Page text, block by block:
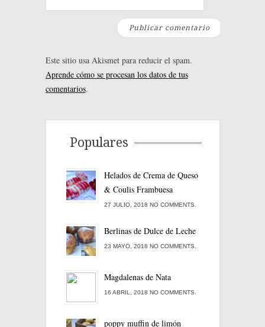
Este sitio usa Akismet para reducir el spam.
Aprende cómo se procesan los datos de tus
comentarios.
Populares
Helados de Crema de Queso
& Coulis Frambuesa
27 JULIO, 2018 NO COMMENTS.
Berlinas de Dulce de Leche
23 MAYO, 2018 NO COMMENTS.
Magdalenas de Nata
16 ABRIL, 2018 NO COMMENTS.
poppy muffin de limón